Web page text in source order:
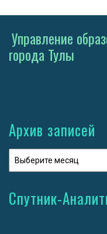
Управление
города Тулы
Архив записей
Спутник-